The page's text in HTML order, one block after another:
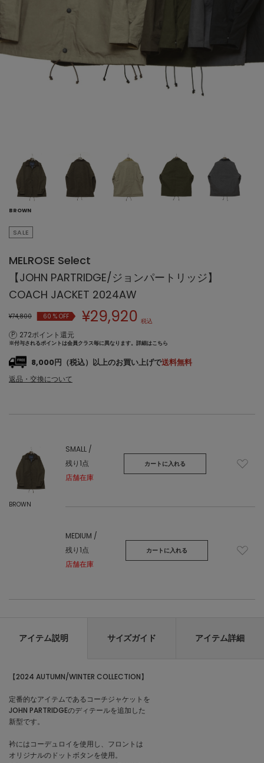
BROWN
SALE
MELROSE Select
【JOHN PARTRIDGE/ジョンパートリッジ】
COACH JACKET 2024AW
¥74,800 60% OFF ¥29,920 税込
272ポイント還元
※付与されるポイントは会員クラス毎に異なります。 詳細はこちら
8,000円（税込）以上のお買い上げで送料無料
返品・交換について
BROWN
SMALL /
残り1点
店舗在庫
カートに入れる
MEDIUM /
残り1点
店舗在庫
カートに入れる
アイテム説明 サイズガイド アイテム詳細
【2024 AUTUMN/WINTER COLLECTION】
定番的なアイテムであるコーチジャケットを
JOHN PARTRIDGEのディテールを追加した
新型です。
衿にはコーデュロイを使用し、フロントは
オリジナルのドットボタンを使用。